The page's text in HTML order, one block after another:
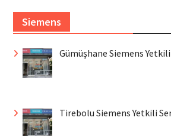
Siemens
Gümüşhane Siemens
Tirebolu Siemens Yetkili